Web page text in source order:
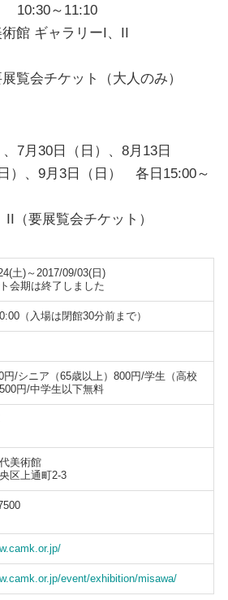
10:30～11:10
館 ギャラリーI、II
覧会チケット（大人のみ）
7月30日（日）、8月13日
）、9月3日（日） 各日15:00～
（要展覧会チケット）
土)～2017/09/03(日)
会期は終了しました
（入場は閉館30分前まで）
円/シニア（65歳以上）800円/学生（高校
円/中学生以下無料
美術館
区上通町2-3
event/exhibition/misawa/